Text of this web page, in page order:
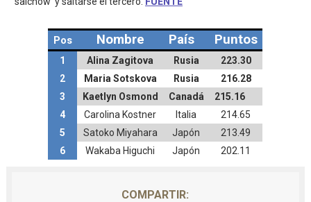
Pos Nombre País Puntos
1 Alina Zagitova Rusia
223.30
2
Maria Sotskova Rusia
216.28
3
Kaetlyn Osmond Canadá
215.16
4
Carolina Kostner Italia
214.65
5
Satoko Miyahara Japón
213.49
6
Wakaba Higuchi Japón 202.11
COMPARTIR: